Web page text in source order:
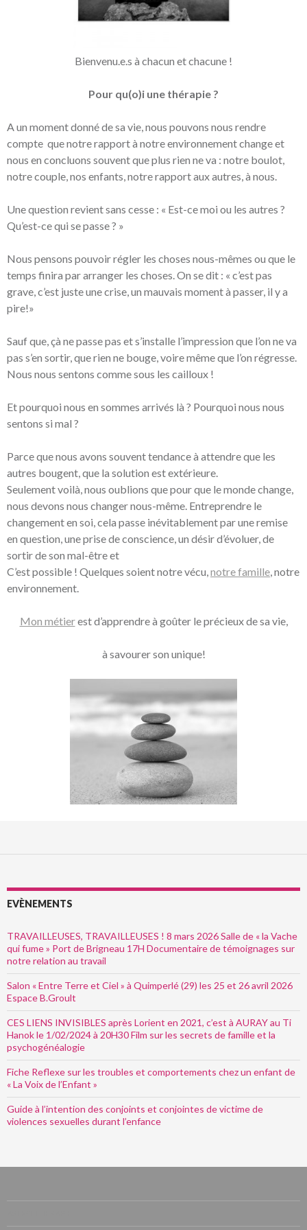
Bienvenu.e.s à chacun et chacune !
Pour qu(o)i une thérapie ?
A un moment donné de sa vie, nous pouvons nous rendre
compte que notre rapport à notre environnement change et
nous en concluons souvent que plus rien ne va : notre boulot,
notre couple, nos enfants, notre rapport aux autres, à nous.
Une question revient sans cesse : « Est-ce moi ou les autres ?
Qu’est-ce qui se passe ? »
Nous pensons pouvoir régler les choses nous-mêmes ou que le
temps finira par arranger les choses. On se dit : « c’est pas
grave, c’est juste une crise, un mauvais moment à passer, il y a
pire!»
Sauf que, çà ne passe pas et s’installe l’impression que l’on ne va
pas s’en sortir, que rien ne bouge, voire même que l’on régresse.
Nous nous sentons comme sous les cailloux !
Et pourquoi nous en sommes arrivés là ? Pourquoi nous nous
sentons si mal ?
Parce que nous avons souvent tendance à attendre que les
autres bougent, que la solution est extérieure.
Seulement voilà, nous oublions que pour que le monde change,
nous devons nous changer nous-même. Entreprendre le
changement en soi, cela passe inévitablement par une remise
en question, une prise de conscience, un désir d’évoluer, de
sortir de son mal-être et
C’est possible ! Quelques soient notre vécu,notre famille, notre
environnement.
Mon métierest d’apprendre à goûter le précieux de sa vie,
à savourer son unique!
EVÈNEMENTS
TRAVAILLEUSES, TRAVAILLEUSES ! 8 mars 2026 Salle de « la Vache
qui fume » Port de Brigneau 17H Documentaire de témoignages sur
notre relation au travail
Salon « Entre Terre et Ciel » à Quimperlé (29) les 25 et 26 avril 2026
Espace B.Groult
CES LIENS INVISIBLES après Lorient en 2021, c’est à AURAY au Ti
Hanok le 1/02/2024 à 20H30 Film sur les secrets de famille et la
psychogénéalogie
Fiche Reflexe sur les troubles et comportements chez un enfant de
« La Voix de l’Enfant »
Guide à l’intention des conjoints et conjointes de victime de
violences sexuelles durant l’enfance